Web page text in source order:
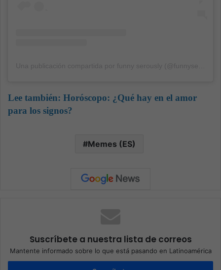
Lee también: Horóscopo: ¿Qué hay en el amor
para los signos?
Memes (ES)
Suscríbete a nuestra lista de correos
Mantente informado sobre lo que está pasando en Latinoamérica